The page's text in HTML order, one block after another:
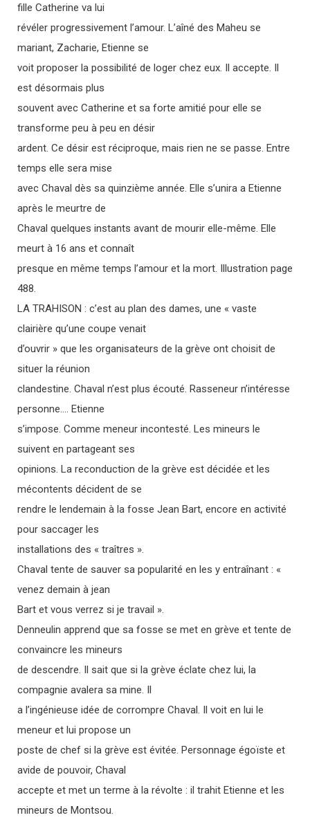
fille Catherine va lui
révéler progressivement l’amour. L’aîné des Maheu se
mariant, Zacharie, Etienne se
voit proposer la possibilité de loger chez eux. Il accepte. Il
est désormais plus
souvent avec Catherine et sa forte amitié pour elle se
transforme peu à peu en désir
ardent. Ce désir est réciproque, mais rien ne se passe. Entre
temps elle sera mise
avec Chaval dès sa quinzième année. Elle s’unira a Etienne
après le meurtre de
Chaval quelques instants avant de mourir elle-même. Elle
meurt à 16 ans et connaît
presque en même temps l’amour et la mort. Illustration page
488.
LA TRAHISON : c’est au plan des dames, une « vaste
clairière qu’une coupe venait
d’ouvrir » que les organisateurs de la grève ont choisit de
situer la réunion
clandestine. Chaval n’est plus écouté. Rasseneur n’intéresse
personne…. Etienne
s’impose. Comme meneur incontesté. Les mineurs le
suivent en partageant ses
opinions. La reconduction de la grève est décidée et les
mécontents décident de se
rendre le lendemain à la fosse Jean Bart, encore en activité
pour saccager les
installations des « traîtres ».
Chaval tente de sauver sa popularité en les y entraînant : «
venez demain à jean
Bart et vous verrez si je travail ».
Denneulin apprend que sa fosse se met en grève et tente de
convaincre les mineurs
de descendre. Il sait que si la grève éclate chez lui, la
compagnie avalera sa mine. Il
a l’ingénieuse idée de corrompre Chaval. Il voit en lui le
meneur et lui propose un
poste de chef si la grève est évitée. Personnage égoïste et
avide de pouvoir, Chaval
accepte et met un terme à la révolte : il trahit Etienne et les
mineurs de Montsou.